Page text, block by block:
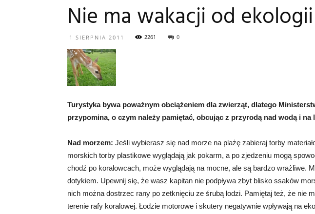
Nie ma wakacji od ekologii
1 SIERPNIA 2011 2261 0
Turystyka bywa poważnym obciążeniem dla zwierząt, dlatego
przypomina, o czym należy pamiętać, obcując z przyrodą nad wodą i na
Nad morzem: Jeśli wybierasz się nad morze na plażę zabieraj torby
morskich torby plastikowe wyglądają jak pokarm, a po zjedzeniu mogą
chodź po koralowcach, może wyglądają na mocne, ale są bardzo wrażliwe.
dotykiem. Upewnij się, że wasz kapitan nie podpływa zbyt blisko ssaków
nich można dostrzec rany po zetknięciu ze śrubą łodzi. Pamiętaj też, że nie
terenie rafy koralowej. Łodzie motorowe i skutery negatywnie wpływają na